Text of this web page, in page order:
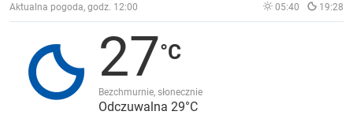
JAKOŚĆ POWIETRZA
Aktualna pogoda, godz. 12:00 05:40 19:28
27
Bezchmurnie, słonecznie
Odczuwalna 29°C